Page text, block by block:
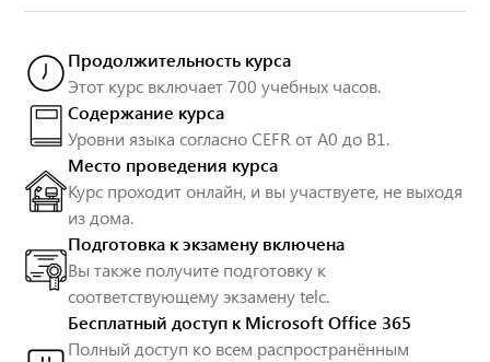
Продолжительность курса
Этот курс включает 700 учебных часов.
Содержание курса
Уровни языка согласно CEFR от A0 до B1.
Место проведения курса
Курс проходит онлайн, и вы участвуете, не выходя
из дома.
Подготовка к экзамену включена
Вы также получите подготовку к
соответствующему экзамену telc.
Бесплатный доступ к Microsoft Office 365
Полный доступ ко всем распространённым